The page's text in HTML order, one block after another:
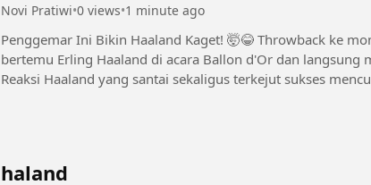
Novi Pratiwi•0 views•1 minute ago
Penggemar Ini Bikin Haaland Kaget! 🤯😂 Throwback ke momen saat seorang penggemar
bertemu Erling Haaland di acara Ballon d'Or dan langsung
Reaksi Haaland yang santai sekaligus terkejut sukses
haland